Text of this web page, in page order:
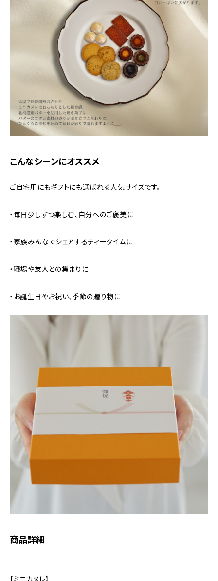
こんなシーンにオススメ
ご自宅用にもギフトにも選ばれる人気サイズです。
・毎日少しずつ楽しむ、自分へのご褒美に
・家族みんなでシェアするティータイムに
・職場や友人との集まりに
・お誕生日やお祝い、季節の贈り物に
商品詳細
【ミニカヌレ】